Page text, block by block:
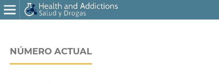
NÚMERO ACTUAL